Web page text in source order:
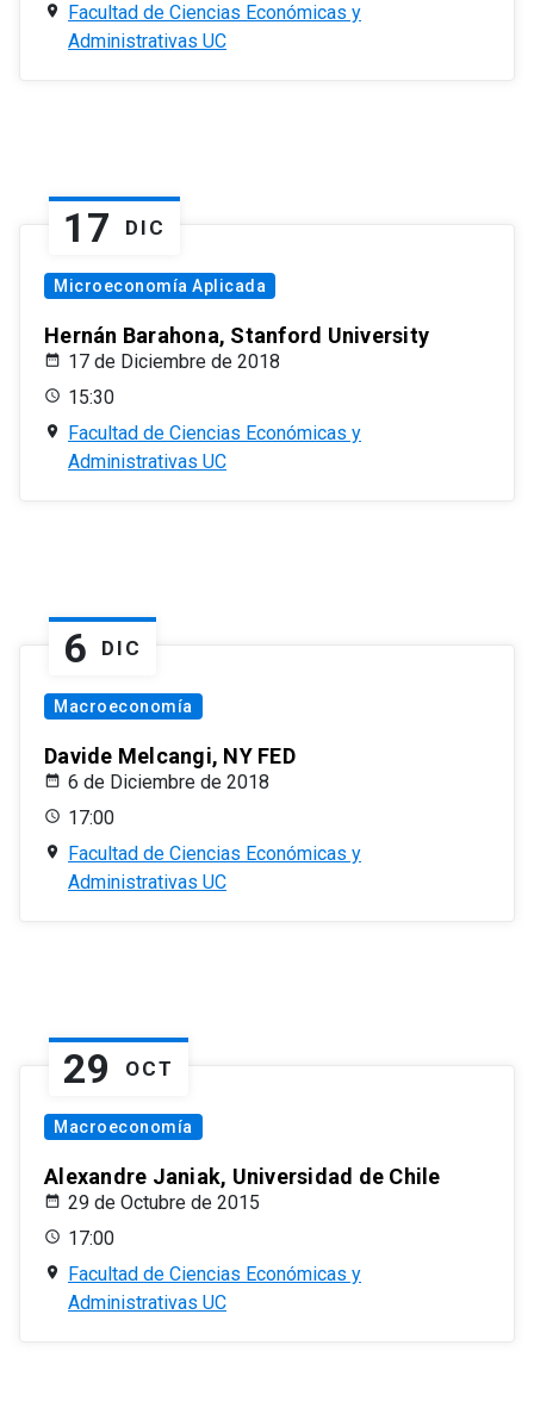
Facultad de Ciencias Económicas y
Administrativas UC
17 DIC
Microeconomía Aplicada
Hernán Barahona, Stanford University
17 de Diciembre de 2018
15:30
Facultad de Ciencias Económicas y
Administrativas UC
6 DIC
Macroeconomía
Davide Melcangi, NY FED
6 de Diciembre de 2018
17:00
Facultad de Ciencias Económicas y
Administrativas UC
29 OCT
Macroeconomía
Alexandre Janiak, Universidad de Chile
29 de Octubre de 2015
17:00
Facultad de Ciencias Económicas y
Administrativas UC